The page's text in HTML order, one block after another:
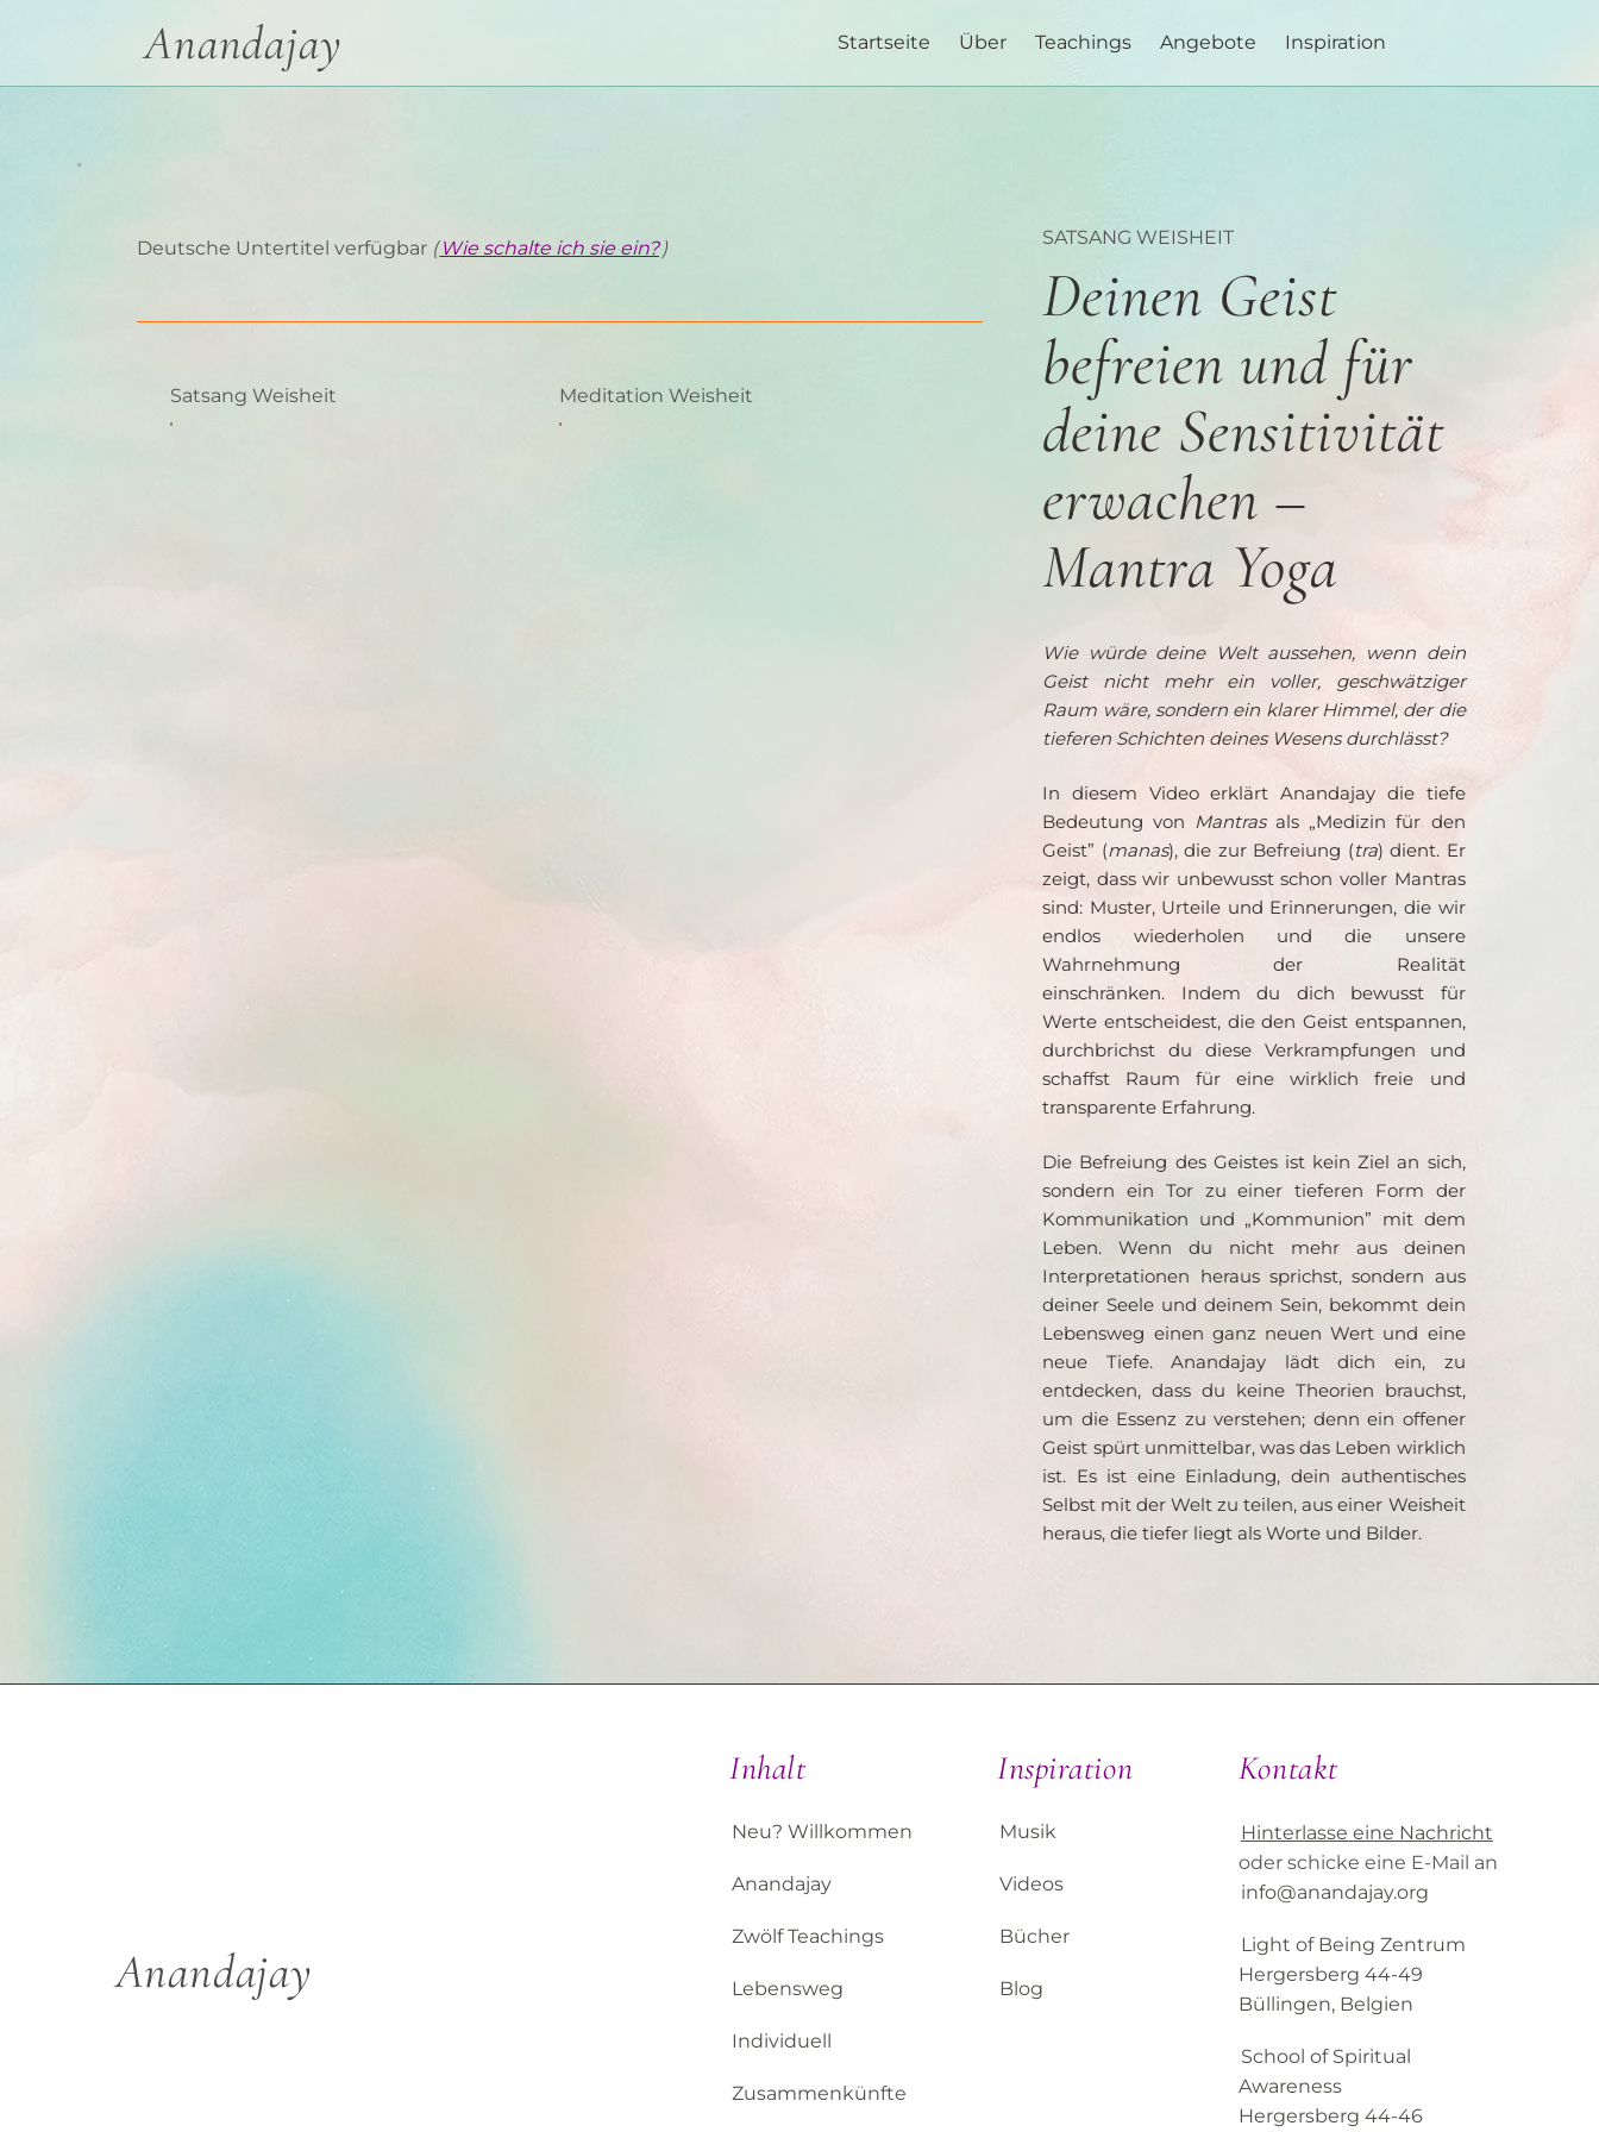
Anandajay Startseite Über Teachings Angebote Inspiration
Satsang Weisheit Meditation Weisheit
SATSANG WEISHEIT
Deinen Geist
befreien und für
deine Sensitivität
erwachen –
Mantra Yoga
Wie würde deine Welt aussehen, wenn dein
Geist nicht mehr ein voller, geschwätziger
Raum wäre, sondern ein klarer Himmel, der die
tieferen Schichten deines Wesens durchlässt?
In diesem Video erklärt Anandajay die tiefe
Bedeutung von Mantras als „Medizin für den
Geist” (manas), die zur Befreiung (tra) dient. Er
zeigt, dass wir unbewusst schon voller Mantras
sind: Muster, Urteile und Erinnerungen, die wir
endlos wiederholen und die unsere
Wahrnehmung der Realität
einschränken. Indem du dich bewusst für
Werte entscheidest, die den Geist entspannen,
durchbrichst du diese Verkrampfungen und
schaffst Raum für eine wirklich freie und
transparente Erfahrung.
Die Befreiung des Geistes ist kein Ziel an sich,
sondern ein Tor zu einer tieferen Form der
Kommunikation und „Kommunion” mit dem
Leben. Wenn du nicht mehr aus deinen
Interpretationen heraus sprichst, sondern aus
deiner Seele und deinem Sein, bekommt dein
Lebensweg einen ganz neuen Wert und eine
neue Tiefe. Anandajay lädt dich ein, zu
entdecken, dass du keine Theorien brauchst,
um die Essenz zu verstehen; denn ein offener
Geist spürt unmittelbar, was das Leben wirklich
ist. Es ist eine Einladung, dein authentisches
Selbst mit der Welt zu teilen, aus einer Weisheit
heraus, die tiefer liegt als Worte und Bilder.
Deutsche Untertitel verfügbar (Wie schalte ich sie ein? )
Kontakt
Hinterlasse eine Nachricht
oder schicke eine E-Mail an
info@anandajay.org
Light of Being Zentrum
Hergersberg 44-49
Büllingen, Belgien
School of Spiritual
Awareness
Hergersberg 44-46
Inspiration
Bücher
Musik
Videos
Blog
Inhalt
Neu? Willkommen
Anandajay
Zwölf Teachings
Lebensweg
Individuell
Zusammenkünfte
Anandajay